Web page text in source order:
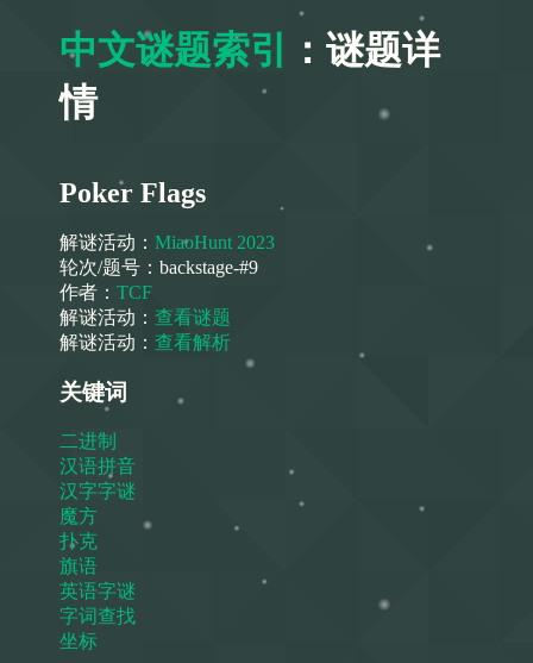
中文谜题索引
：谜题详
情
Poker Flags
解谜活动： MiaoHunt 2023
轮次/题号： backstage-#9
作者： TCF
解谜活动： 查看谜题
解谜活动： 查看解析
关键词
二进制
汉语拼音
汉字字谜
魔方
扑克
旗语
英语字谜
字词查找
坐标